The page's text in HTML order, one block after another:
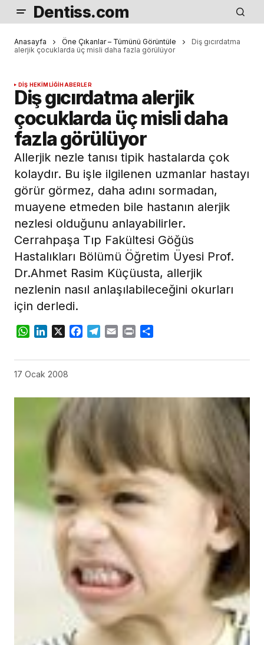
Dentiss.com
Anasayfa Öne Çıkanlar – Tümünü Görüntüle
Diş gıcırdatma
alerjik çocuklarda üç misli daha fazla görülüyor
DIŞ HEKIMLIĞIHABERLER
Diş gıcırdatma alerjik
çocuklarda üç misli daha
fazla görülüyor
Allerjik nezle tanısı tipik hastalarda çok
kolaydır. Bu işle ilgilenen uzmanlar hastayı
görür görmez, daha adını sormadan,
muayene etmeden bile hastanın alerjik
nezlesi olduğunu anlayabilirler.
Cerrahpaşa Tıp Fakültesi Göğüs
Hastalıkları Bölümü Öğretim Üyesi Prof.
Dr.Ahmet Rasim Küçüusta, allerjik
nezlenin nasıl anlaşılabileceğini okurları
için derledi.
WhatsApp
LinkedIn
X Facebook
Telegram
Email Print
17 Ocak 2008